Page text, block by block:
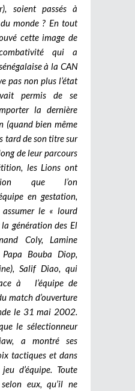
soient passés à
monde ? En tout
cette image de
qui a
à la CAN
pas non plus l’état
permis de se
la dernière
(quand bien même
tard de son titre sur
de leur parcours
les Lions ont
que l’on
en gestation,
le « lourd
génération des El
Coly, Lamine
Bouba Diop,
Salif Diao, qui
à l’équipe de
match d’ouverture
le 31 mai 2002.
le sélectionneur
a montré ses
tactiques et dans
d’équipe. Toute
eux, qu’il ne